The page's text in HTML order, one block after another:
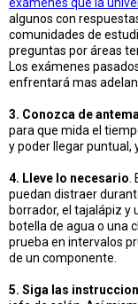
algunos con
comunidades de
preguntas por áreas
Los exámenes
enfrentará mas
3. Conozca de
para que mida el
y poder llegar puntual,
4. Lleve lo necesario
puedan distraer
borrador, el tajalápiz y
botella de agua o una
prueba en intervalos
de un componente.
5. Siga las